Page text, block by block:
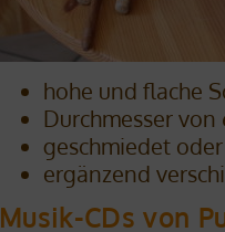
hohe und flache
Durchmesser
geschmiedet
ergänzend
Musik-CDs von